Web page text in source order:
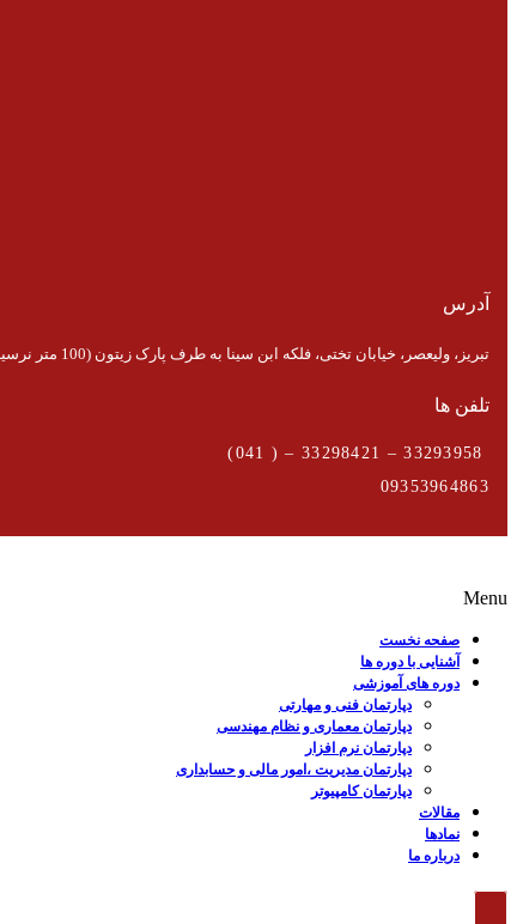
آدرس
تبریز، ولیعصر، خیابان تختی، فلکه ابن سینا به طرف پارک زیتون (100 متر نرسیده به پارک)
تلفن ها
09353964863
Menu
صفحه نخست
آشنایی با دوره ها
دوره های آموزشی
دپارتمان فنی و مهارتی
دپارتمان معماری و نظام مهندسی
دپارتمان نرم افزار
دپارتمان مدیریت ،امور مالی و حسابداری
دپارتمان کامپیوتر
مقالات
نمادها
درباره ما